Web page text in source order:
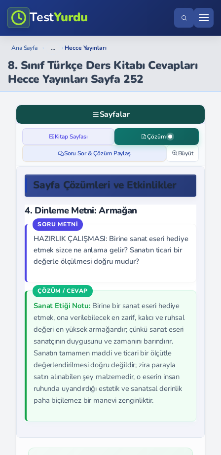
TestYurdu
Ana Sayfa › ... › Hecce Yayınları
8. Sınıf Türkçe Ders Kitabı Cevapları
Hecce Yayınları Sayfa 252
Sayfalar
Kitap Sayfası Çözüm
Soru Sor & Çözüm Paylaş Büyüt
Sayfa Çözümleri ve Etkinlikler
4. Dinleme Metni: Armağan
HAZIRLIK ÇALIŞMASI: Birine sanat eseri hediye
etmek sizce ne anlama gelir? Sanatın ticari bir
değerle ölçülmesi doğru mudur?
Sanat Etiği Notu: Birine bir sanat eseri hediye
etmek, ona verilebilecek en zarif, kalıcı ve ruhsal
değeri en yüksek armağandır; çünkü sanat eseri
sanatçının duygusunu ve zamanını barındırır.
Sanatın tamamen maddi ve ticari bir ölçütle
değerlendirilmesi doğru değildir; zira parayla
satın alınabilen şey malzemedir, o eserin insan
ruhunda uyandırdığı estetik ve sanatsal derinlik
paha biçilemez bir manevi zenginliktir.